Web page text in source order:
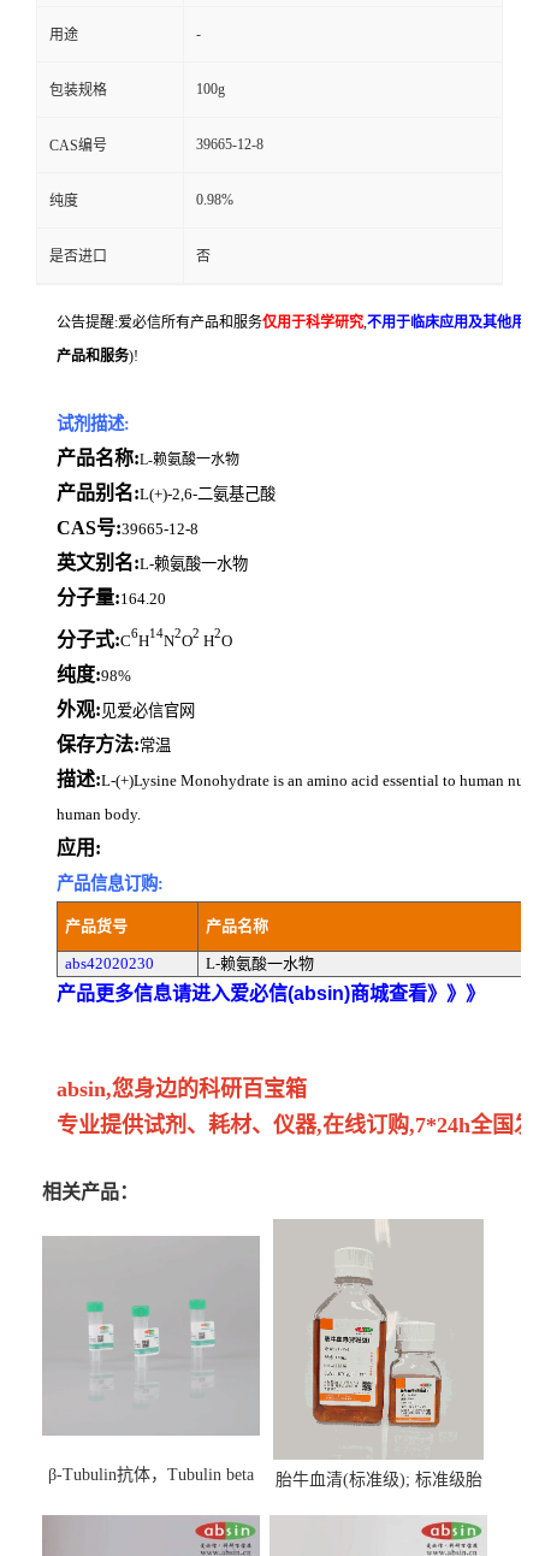
用途 -
包装规格 100g
CAS编号 39665-12-8
纯度 0.98%
是否进口 否
公告提醒:爱必信所有产品和服务仅用于科学研究,不用于临床应用及其他用
产品和服务)!
试剂描述:
产品名称:L-赖氨酸一水物
产品别名:L(+)-2,6-二氨基己酸
CAS号:39665-12-8
英文别名:L-赖氨酸一水物
分子量:164.20
分子式:C6H14N2O2 H2O
纯度:98%
外观: 见爱必信官网
保存方法:常温
描述:L-(+)Lysine Monohydrate is an amino acid essential to human
human body.
应用:
产品信息订购:
产品货号 产品名称
abs42020230 L-赖氨酸一水物
产品更多信息请进入爱必信(absin)商城查看》》》
absin,您身边的科研百宝箱
专业提供试剂、耗材、仪器,在线订购,7*24h全国
相关产品：
β-Tubulin抗体，Tubulin beta
胎牛血清(标准级); 标准级胎